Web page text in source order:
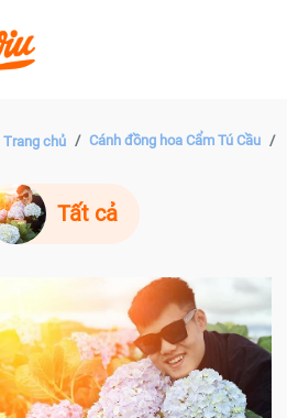
Trang chủ Cánh đồng hoa Cẩm Tú Cầu
Tất cả